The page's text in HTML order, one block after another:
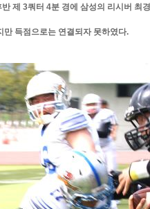
제 3쿼터 4분 경에 삼성의 리시버
만 득점으로는 연결되자 못하였다.